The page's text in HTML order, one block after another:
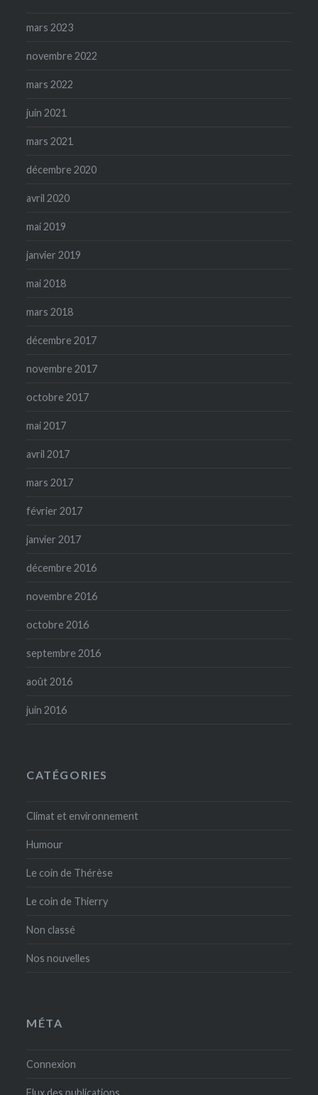
mars 2023
novembre 2022
mars 2022
juin 2021
mars 2021
décembre 2020
avril 2020
mai 2019
janvier 2019
mai 2018
mars 2018
décembre 2017
novembre 2017
octobre 2017
mai 2017
avril 2017
mars 2017
février 2017
janvier 2017
décembre 2016
novembre 2016
octobre 2016
septembre 2016
août 2016
juin 2016
CATÉGORIES
Climat et environnement
Humour
Le coin de Thérèse
Le coin de Thierry
Non classé
Nos nouvelles
MÉTA
Connexion
Flux des publications